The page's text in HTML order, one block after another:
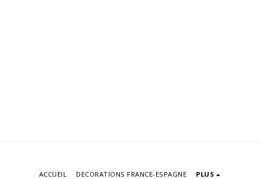
ACCUEIL DECORATIONS FRANCE-ESPAGNE PLUS